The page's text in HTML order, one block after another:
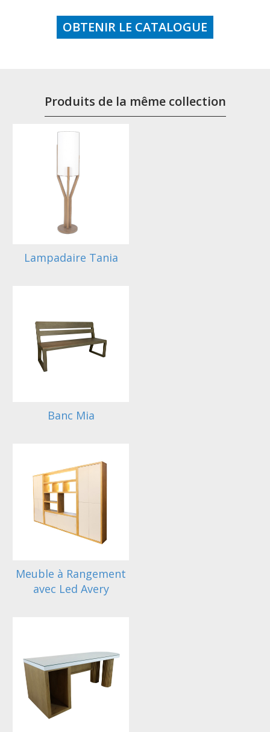
OBTENIR LE CATALOGUE
Produits de la même collection
Lampadaire Tania
Banc Mia
Meuble à Rangement
avec Led Avery